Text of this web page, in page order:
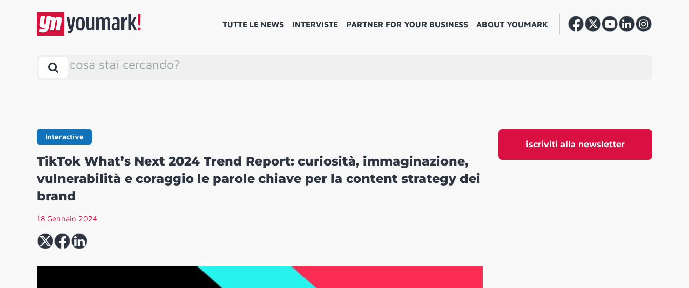
TUTTE LE NEWS INTERVISTE PARTNER FOR YOUR BUSINESS ABOUT YOUMARK
cosa stai cercando?
iscriviti alla newsletter
Interactive
TikTok What’s Next 2024 Trend Report: curiosità, immaginazione,
vulnerabilità e coraggio le parole chiave per la content strategy dei
brand
18 Gennaio 2024